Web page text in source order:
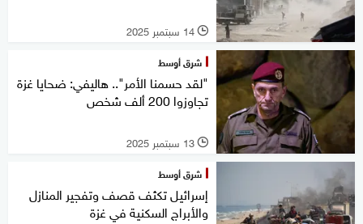
l 14 سبتمبر 2025
شرق أوسط
"لقد حسمنا الأمر".. هاليفي: ضحايا غزة
تجاوزوا 200 ألف شخص
l 13 سبتمبر 2025
شرق أوسط
إسرائيل تكثف قصف وتفجير المنازل
والأبراج السكنية في غزة